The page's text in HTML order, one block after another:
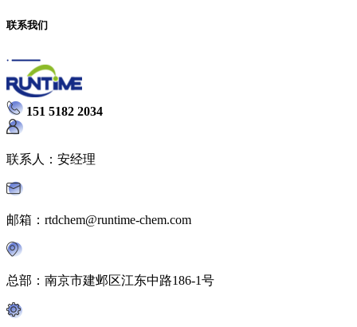
联系我们
151 5182 2034
联系人：安经理
邮箱：rtdchem@runtime-chem.com
总部：南京市建邺区江东中路186-1号